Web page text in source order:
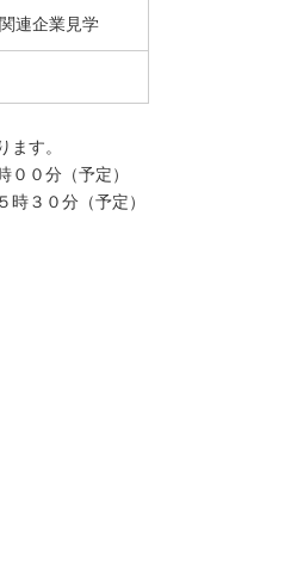
連企業見学
ます。
００分（予定）
３０分（予定）